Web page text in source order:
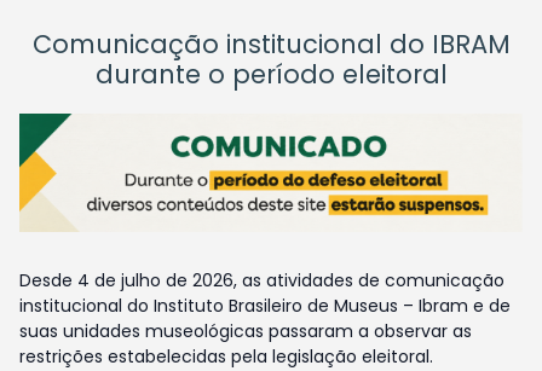
Comunicação institucional do IBRAM
durante o período eleitoral
Desde 4 de julho de 2026, as atividades de comunicação
institucional do Instituto Brasileiro de Museus – Ibram e de
suas unidades museológicas passaram a observar as
restrições estabelecidas pela legislação eleitoral.